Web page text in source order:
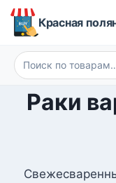
Перейти
Красная
Искать:
Раки